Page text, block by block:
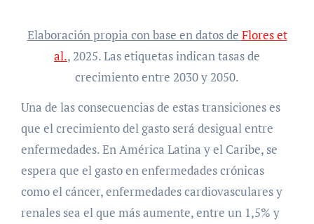
Elaboración propia con base en datos de Flores et
al., 2025. Las etiquetas indican tasas de
crecimiento entre 2030 y 2050.
Una de las consecuencias de estas transiciones es
que el crecimiento del gasto será desigual entre
enfermedades. En América Latina y el Caribe, se
espera que el gasto en enfermedades crónicas
como el cáncer, enfermedades cardiovasculares y
renales sea el que más aumente, entre un 1,5% y